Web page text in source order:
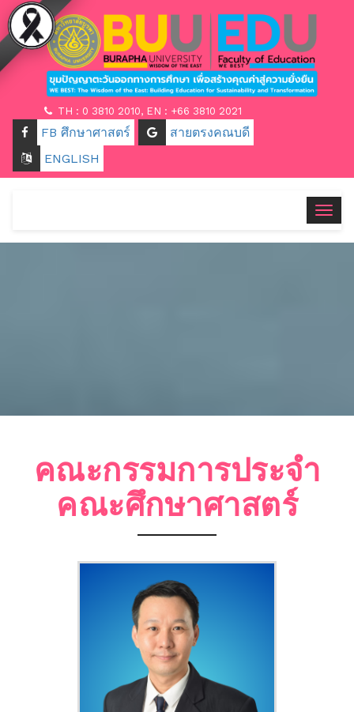
TH : 0 3810 2010, EN : +66 3810 2021
FB ศึกษาศาสตร์
สายตรงคณบดี
ENGLISH
คณะกรรมการประจำ
คณะศึกษาศาสตร์